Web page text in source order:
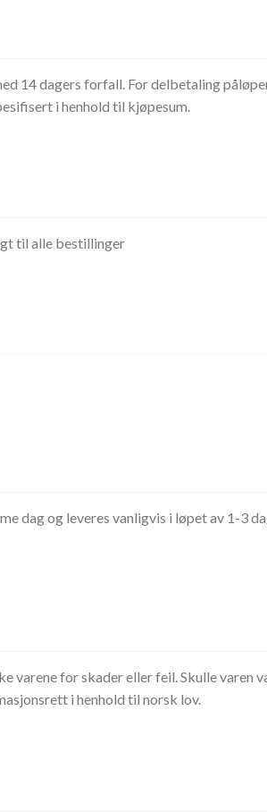
14 dagers forfall. For delbetaling
i henhold til kjøpesum.
til alle bestillinger
dag og leveres vanligvis i løpet av 1-3
varene for skader eller feil. Skulle varen
i henhold til norsk lov.